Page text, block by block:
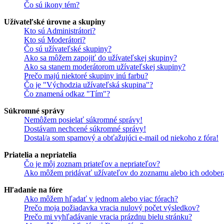
Čo sú ikony tém?
Užívateľské úrovne a skupiny
Kto sú Administrátori?
Kto sú Moderátori?
Čo sú užívateľské skupiny?
Ako sa môžem zapojiť do užívateľskej skupiny?
Ako sa stanem moderátorom užívateľskej skupiny?
Prečo majú niektoré skupiny inú farbu?
Čo je "Východzia užívateľská skupina"?
Čo znamená odkaz "Tím"?
Súkromné správy
Nemôžem posielať súkromné správy!
Dostávam nechcené súkromné správy!
Dostal/a som spamový a obťažujúci e-mail od niekoho z fóra!
Priatelia a nepriatelia
Čo je môj zoznam priateľov a nepriateľov?
Ako môžem pridávať užívateľov do zoznamu alebo ich
Hľadanie na fóre
Ako môžem hľadať v jednom alebo viac fórach?
Prečo moja požiadavka vracia nulový počet výsledkov?
Prečo mi vyhľadávanie vracia prázdnu bielu stránku?